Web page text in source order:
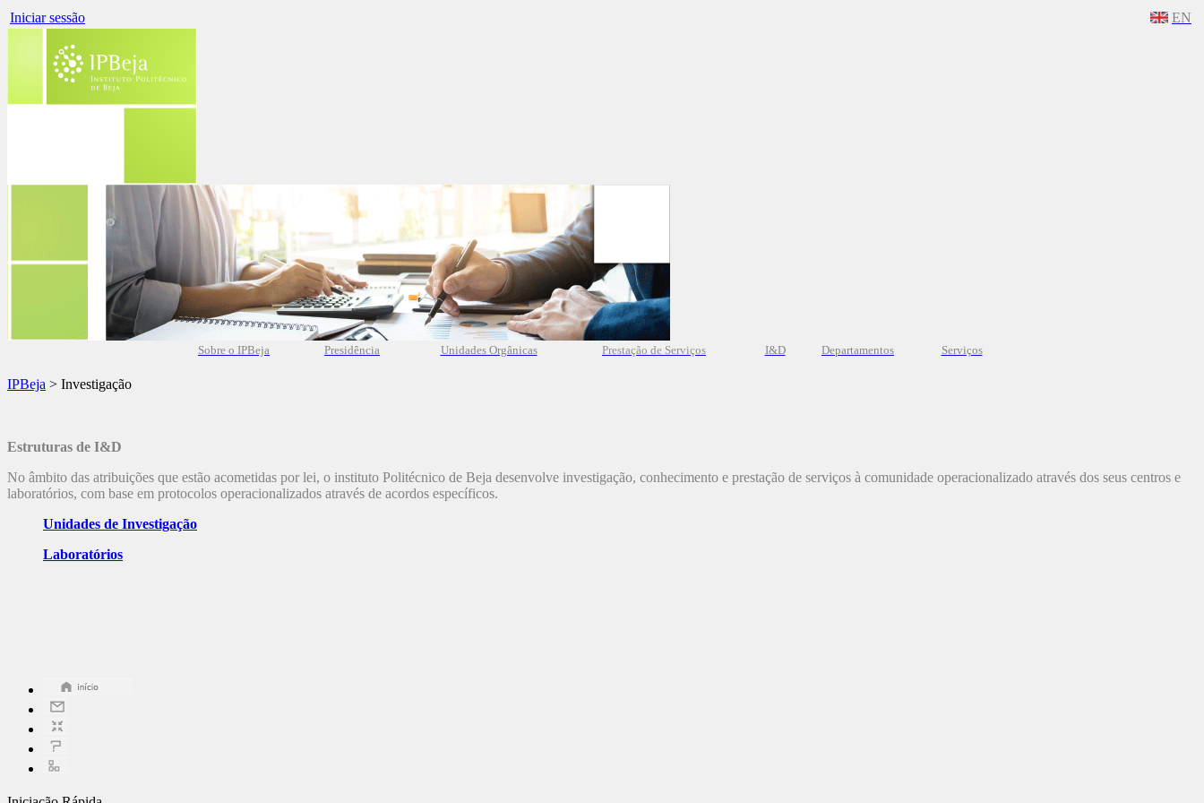
Iniciar sessão EN
Sobre o IPBeja Presidência Unidades Orgânicas Prestação de Serviços I&D Departamentos Serviços
IPBeja > Investigação
Estruturas de I&D
No âmbito das atribuições que estão acometidas por lei, o instituto Politécnico de Beja desenvolve investigação, conhecimento e prestação de serviços à comunidade operacionalizado através dos seus centros e
laboratórios, com base em protocolos operacionalizados através de acordos específicos.
Unidades de Investigação
Laboratórios